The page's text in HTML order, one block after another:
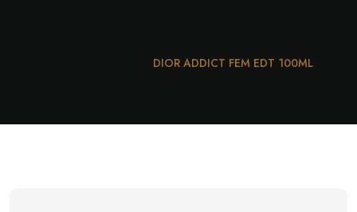
DIOR ADDICT FEM EDT 100ML